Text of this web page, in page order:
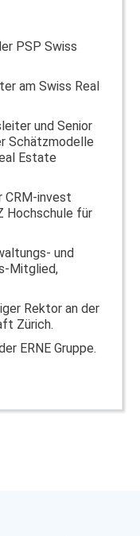
PSP Swiss
am Swiss Real
und Senior
Schätzmodelle
Estate
CRM-invest
Hochschule für
und
Mitglied,
Rektor an der
Zürich.
ERNE Gruppe.